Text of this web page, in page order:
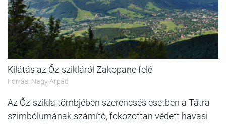
Kilátás az Őz-szikláról Zakopane felé
Forrás: Nagy Árpád
Az Őz-szikla tömbjében szerencsés esetben a Tátra
szimbólumának számító, fokozottan védett havasi